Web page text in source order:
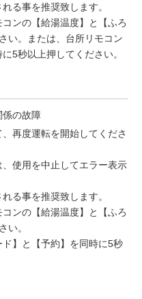
る事を推奨致します。
ンの【給湯温度】と【ふろ
い。または、台所リモコン
5秒以上押してください。
係の故障
再度運転を開始してくださ
使用を中止してエラー表示
る事を推奨致します。
ンの【給湯温度】と【ふろ
い。
】と【予約】を同時に5秒